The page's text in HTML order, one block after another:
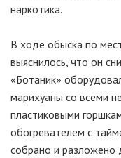
наркотика.
В ходе обыска по
выяснилось, что он
«Ботаник»
марихуаны со всеми
пластиковыми
обогревателем с
собрано и разложено